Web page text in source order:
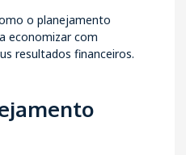
o planejamento
economizar com
resultados financeiros.